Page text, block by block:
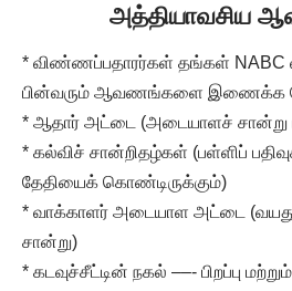
அத்தியாவசிய
* விண்ணப்பதாரர்கள் தங்கள்
பின்வரும் ஆவணங்களை இணைக்க
* ஆதார் அட்டை (அடையாளச் சான்று
* கல்விச் சான்றிதழ்கள் (பள்ளிப்
தேதியைக் கொண்டிருக்கும்)
* வாக்காளர் அடையாள அட்டை (வயது
சான்று)
* கடவுச்சீட்டின் நகல் ––- பிறப்பு